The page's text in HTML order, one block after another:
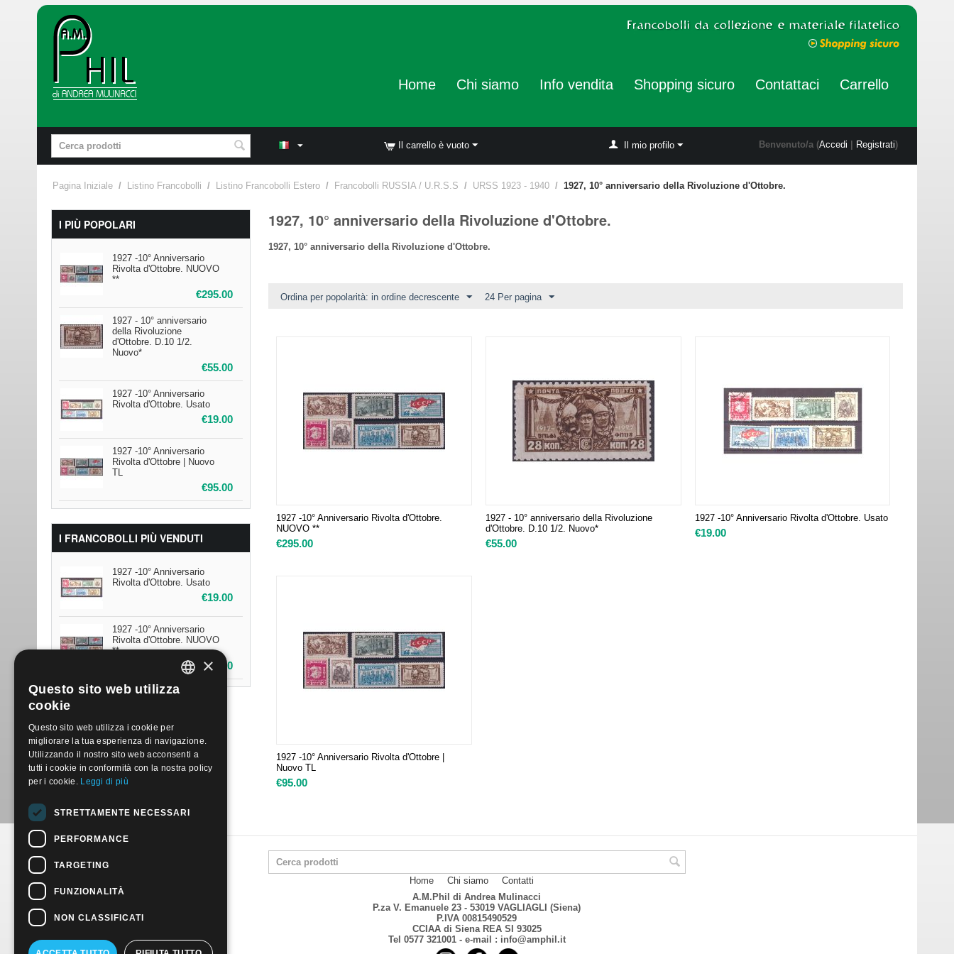
Home Chi siamo Info vendita Shopping sicuro Contattaci Carrello
Il carrello è vuoto Il mio profilo Benvenuto/a (Accedi Registrati)
Pagina Iniziale / Listino Francobolli / Listino Francobolli Estero / Francobolli RUSSIA / U.R.S.S / URSS 1923 - 1940 / 1927, 10° anniversario della Rivoluzione d'Ottobre.
I PIÙ POPOLARI
1927 -10° Anniversario
Rivolta d'Ottobre. NUOVO
**
€295.00
1927 - 10° anniversario
della Rivoluzione
d'Ottobre. D.10 1/2.
Nuovo*
€55.00
1927 -10° Anniversario
Rivolta d'Ottobre. Usato
€19.00
1927 -10° Anniversario
Rivolta d'Ottobre | Nuovo
TL
€95.00
I FRANCOBOLLI PIÙ VENDUTI
1927 -10° Anniversario
Rivolta d'Ottobre. Usato
€19.00
1927 -10° Anniversario
Rivolta d'Ottobre. NUOVO
**
295.00
1927, 10° anniversario della Rivoluzione d'Ottobre.
1927, 10° anniversario della Rivoluzione d'Ottobre.
Ordina per popolarità: in ordine decrescente 24 Per pagina
1927 -10° Anniversario Rivolta d'Ottobre.
NUOVO **
€295.00
1927 - 10° anniversario della Rivoluzione
d'Ottobre. D.10 1/2. Nuovo*
€55.00
1927 -10° Anniversario Rivolta d'Ottobre. Usato
€19.00
1927 -10° Anniversario Rivolta d'Ottobre |
Nuovo TL
€95.00
Home Chi siamo
Contatti
A.M.Phil di Andrea Mulinacci
P.za V. Emanuele 23 - 53019 VAGLIAGLI (Siena)
P.IVA 00815490529
CCIAA di Siena REA SI 93025
Tel 0577 321001 - e-mail : info@amphil.it
ITALIAN
×
Questo sito web utilizza
cookie
Questo sito web utilizza i cookie per
migliorare la tua esperienza di navigazione.
Utilizzando il nostro sito web acconsenti a
tutti i cookie in conformità con la nostra policy
per i cookie. Leggi di più
STRETTAMENTE NECESSARI
PERFORMANCE
TARGETING
FUNZIONALITÀ
NON CLASSIFICATI